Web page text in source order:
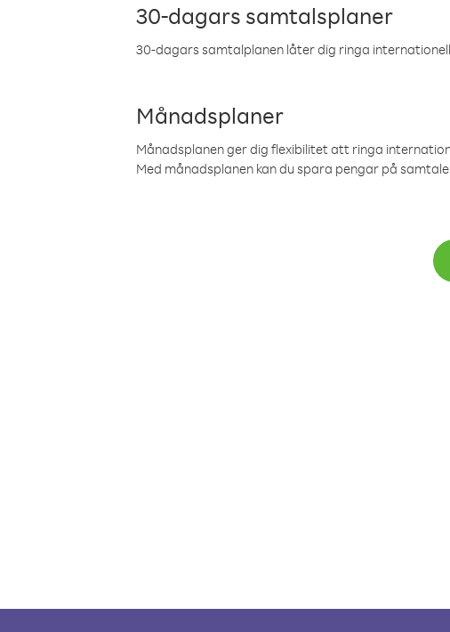
30-dagars samtalsplaner
30-dagars samtalplanen låter dig ringa
Månadsplaner
Månadsplanen ger dig flexibilitet att ringa
Med månadsplanen kan du spara pengar på